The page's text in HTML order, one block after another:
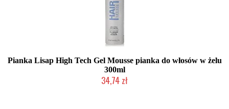
Pianka Lisap High Tech Gel Mousse pianka do włosów w żelu
300ml
34,74 zł